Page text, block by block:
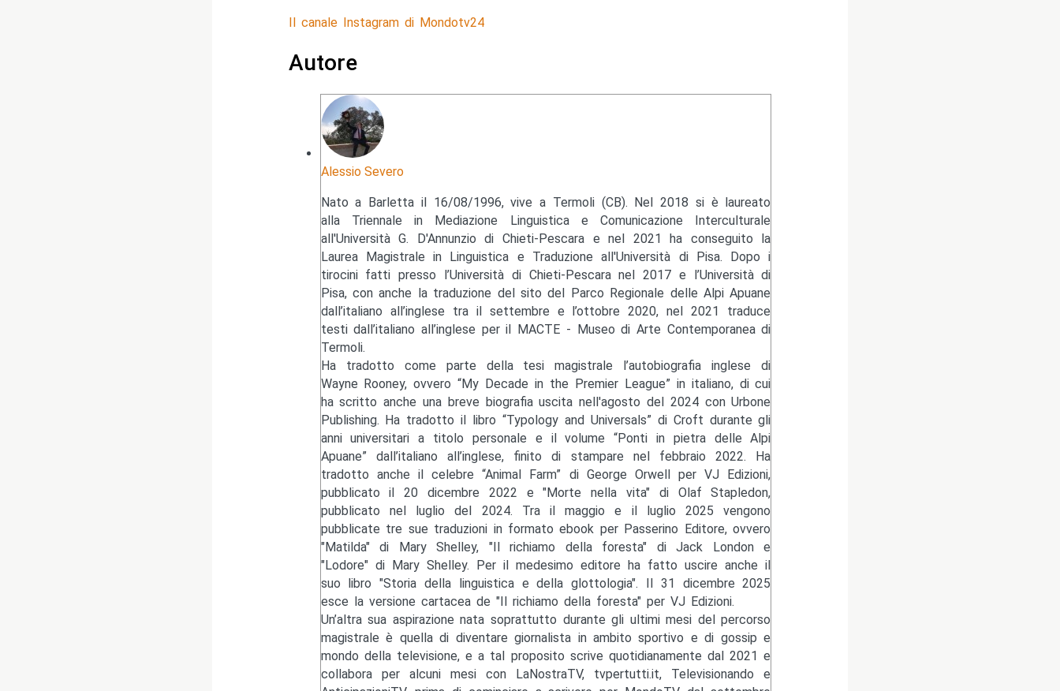
Il canale Instagram di Mondotv24
Autore
Alessio Severo
Nato a Barletta il 16/08/1996, vive a Termoli (CB). Nel 2018 si è laureato
alla Triennale in Mediazione Linguistica e Comunicazione Interculturale
all'Università G. D'Annunzio di Chieti-Pescara e nel 2021 ha conseguito la
Laurea Magistrale in Linguistica e Traduzione all'Università di Pisa. Dopo i
tirocini fatti presso l’Università di Chieti-Pescara nel 2017 e l’Università di
Pisa, con anche la traduzione del sito del Parco Regionale delle Alpi Apuane
dall’italiano all’inglese tra il settembre e l’ottobre 2020, nel 2021 traduce
testi dall’italiano all’inglese per il MACTE - Museo di Arte Contemporanea di
Termoli.
Ha tradotto come parte della tesi magistrale l’autobiografia inglese di
Wayne Rooney, ovvero “My Decade in the Premier League” in italiano, di cui
ha scritto anche una breve biografia uscita nell'agosto del 2024 con Urbone
Publishing. Ha tradotto il libro “Typology and Universals” di Croft durante gli
anni universitari a titolo personale e il volume “Ponti in pietra delle Alpi
Apuane” dall’italiano all’inglese, finito di stampare nel febbraio 2022. Ha
tradotto anche il celebre “Animal Farm” di George Orwell per VJ Edizioni,
pubblicato il 20 dicembre 2022 e "Morte nella vita" di Olaf Stapledon,
pubblicato nel luglio del 2024. Tra il maggio e il luglio 2025 vengono
pubblicate tre sue traduzioni in formato ebook per Passerino Editore, ovvero
"Matilda" di Mary Shelley, "Il richiamo della foresta" di Jack London e
"Lodore" di Mary Shelley. Per il medesimo editore ha fatto uscire anche il
suo libro "Storia della linguistica e della glottologia". Il 31 dicembre 2025
esce la versione cartacea de "Il richiamo della foresta" per VJ Edizioni.
Un’altra sua aspirazione nata soprattutto durante gli ultimi mesi del percorso
magistrale è quella di diventare giornalista in ambito sportivo e di gossip e
mondo della televisione, e a tal proposito scrive quotidianamente dal 2021 e
collabora per alcuni mesi con LaNostraTV, tvpertutti.it, Televisionando e